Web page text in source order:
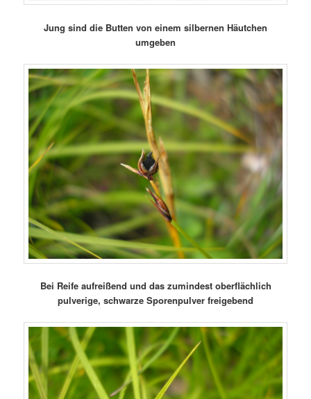
Jung sind die Butten von einem silbernen Häutchen
umgeben
Bei Reife aufreißend und das zumindest oberflächlich
pulverige, schwarze Sporenpulver freigebend